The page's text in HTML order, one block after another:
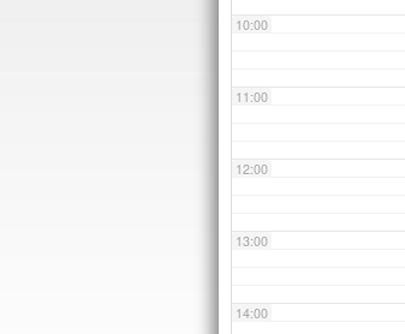
10:00
11:00
12:00
13:00
14:00